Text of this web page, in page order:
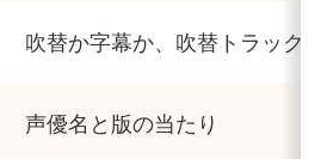
吹替か字幕か、吹替トラック数
声優名と版の当たり